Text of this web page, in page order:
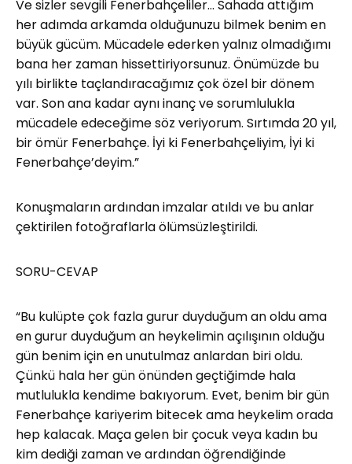
Ve sizler sevgili Fenerbahçeliler… Sahada attığım
her adımda arkamda olduğunuzu bilmek benim en
büyük gücüm. Mücadele ederken yalnız olmadığımı
bana her zaman hissettiriyorsunuz. Önümüzde bu
yılı birlikte taçlandıracağımız çok özel bir dönem
var. Son ana kadar aynı inanç ve sorumlulukla
mücadele edeceğime söz veriyorum. Sırtımda 20 yıl,
bir ömür Fenerbahçe. İyi ki Fenerbahçeliyim, İyi ki
Fenerbahçe’deyim.”
Konuşmaların ardından imzalar atıldı ve bu anlar
çektirilen fotoğraflarla ölümsüzleştirildi.
SORU-CEVAP
“Bu kulüpte çok fazla gurur duyduğum an oldu ama
en gurur duyduğum an heykelimin açılışının olduğu
gün benim için en unutulmaz anlardan biri oldu.
Çünkü hala her gün önünden geçtiğimde hala
mutlulukla kendime bakıyorum. Evet, benim bir gün
Fenerbahçe kariyerim bitecek ama heykelim orada
hep kalacak. Maça gelen bir çocuk veya kadın bu
kim dediği zaman ve ardından öğrendiğinde